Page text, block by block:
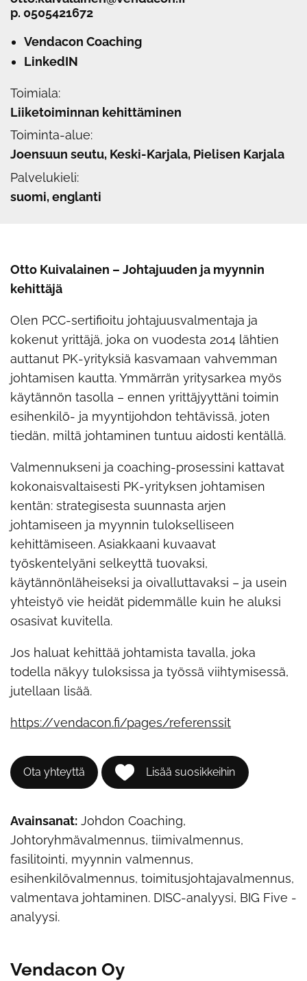
p. 0505421672
Vendacon Coaching
LinkedIN
Toimiala:
Liiketoiminnan kehittäminen
Toiminta-alue:
Joensuun seutu, Keski-Karjala, Pielisen Karjala
Palvelukieli:
suomi, englanti
Otto Kuivalainen – Johtajuuden ja myynnin
kehittäjä
Olen PCC-sertifioitu johtajuusvalmentaja ja
kokenut yrittäjä, joka on vuodesta 2014 lähtien
auttanut PK-yrityksiä kasvamaan vahvemman
johtamisen kautta. Ymmärrän yritysarkea myös
käytännön tasolla – ennen yrittäjyyttäni toimin
esihenkilö- ja myyntijohdon tehtävissä, joten
tiedän, miltä johtaminen tuntuu aidosti kentällä.
Valmennukseni ja coaching-prosessini kattavat
kokonaisvaltaisesti PK-yrityksen johtamisen
kentän: strategisesta suunnasta arjen
johtamiseen ja myynnin tulokselliseen
kehittämiseen. Asiakkaani kuvaavat
työskentelyäni selkeyttä tuovaksi,
käytännönläheiseksi ja oivalluttavaksi – ja usein
yhteistyö vie heidät pidemmälle kuin he aluksi
osasivat kuvitella.
Jos haluat kehittää johtamista tavalla, joka
todella näkyy tuloksissa ja työssä viihtymisessä,
jutellaan lisää.
https://vendacon.fi/pages/referenssit
Ota yhteyttä Lisää suosikkeihin
Avainsanat: Johdon Coaching,
Johtoryhmävalmennus, tiimivalmennus,
fasilitointi, myynnin valmennus,
esihenkilövalmennus, toimitusjohtajavalmennus,
valmentava johtaminen. DISC-analyysi, BIG Five -
analyysi.
Vendacon Oy